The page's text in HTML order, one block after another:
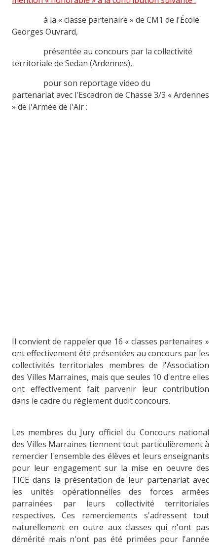
à la « classe partenaire » de CM1 de l'École
Georges Ouvrard,
présentée au concours par la collectivité
territoriale de Sedan (Ardennes),
pour son reportage video du
partenariat avec l'Escadron de Chasse 3/3 « Ardennes
» de l'Armée de l'Air :
Il convient de rappeler que 16 « classes partenaires »
ont effectivement été présentées au concours par les
collectivités territoriales membres de l'Association
des Villes Marraines, mais que seules 10 d'entre elles
ont effectivement fait parvenir leur contribution
dans le cadre du règlement dudit concours.
Les membres du Jury officiel du Concours national
des Villes Marraines tiennent tout particulièrement à
remercier l'ensemble des élèves et leurs enseignants
pour leur engagement sur la mise en oeuvre des
TICE dans la présentation de leur partenariat avec
les unités opérationnelles des forces armées
parrainées par leurs collectivité territoriales
respectives. Ces remerciements s'adressent tout
naturellement en outre aux classes qui n'ont pas
démérité mais n'ont pas été primées pour l'année